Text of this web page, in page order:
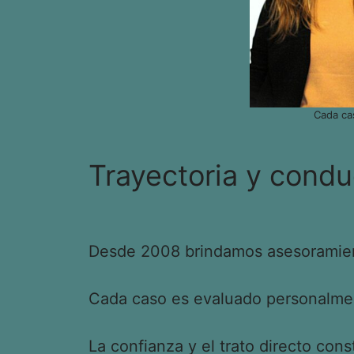
Cada
Trayectoria y
Desde 2008 brindamos
Cada caso es evaluado
La confianza y el trato directo